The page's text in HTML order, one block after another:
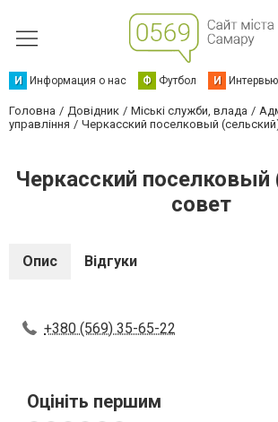
И Информация о нас Ф Футбол И Интервью
Головна Довідник Міські служби, влада
управління
Черкасский поселковый
Черкасский поселковый
совет
Опис Відгуки
+380 (569) 35-65-22
Оцініть першим